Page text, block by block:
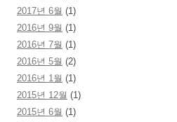
2017년 6월 (1)
2016년 9월 (1)
2016년 7월 (1)
2016년 5월 (2)
2016년 1월 (1)
2015년 12월 (1)
2015년 6월 (1)